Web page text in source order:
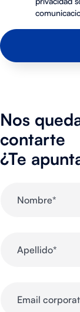
Nos
contarte
¿Te